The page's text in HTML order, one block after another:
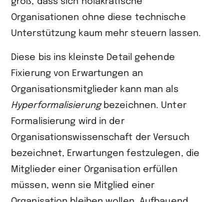
Organisationen ohne diese technische
Unterstützung kaum mehr steuern lassen.
Diese bis ins kleinste Detail gehende
Fixierung von Erwartungen an
Organisationsmitglieder kann man als
Hyperformalisierungbezeichnen. Unter
Formalisierung wird in der
Organisationswissenschaft der Versuch
bezeichnet, Erwartungen festzulegen, die
Mitglieder einer Organisation erfüllen
müssen, wenn sie Mitglied einer